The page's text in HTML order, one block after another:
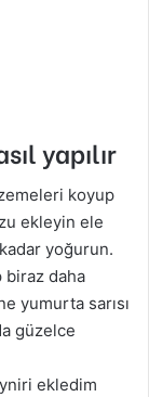
yapılır
koyup
ekleyin ele
yoğurun.
biraz daha
yumurta sarısı
güzelce
ekledim